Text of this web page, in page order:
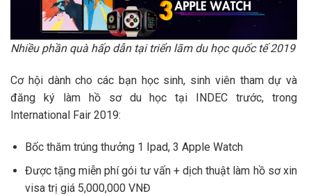
Nhiều phần quà hấp dẫn tại triển lãm du học quốc tế 2019
Cơ hội dành cho các bạn học sinh, sinh viên tham dự và
đăng ký làm hồ sơ du học tại INDEC trước, trong
International Fair 2019:
Bốc thăm trúng thưởng 1 Ipad, 3 Apple Watch
Được tặng miễn phí gói tư vấn + dịch thuật làm hồ sơ xin
visa trị giá 5,000,000 VNĐ